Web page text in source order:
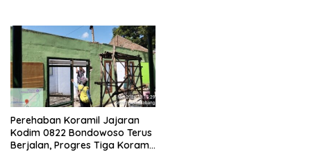
Perehaban Koramil Jajaran
Kodim 0822 Bondowoso Terus
Berjalan, Progres Tiga Koramil